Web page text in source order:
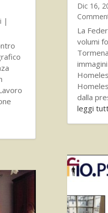
|
Dic 16,
La
volumi
dalla
leggi